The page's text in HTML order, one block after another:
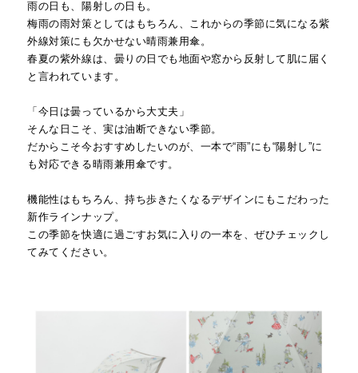
雨の日も、陽射しの日も。
梅雨の雨対策としてはもちろん、これからの季節に気になる紫
外線対策にも欠かせない晴雨兼用傘。
春夏の紫外線は、曇りの日でも地面や窓から反射して肌に届く
と言われています。
「今日は曇っているから大丈夫」
そんな日こそ、実は油断できない季節。
だからこそ今おすすめしたいのが、一本で“雨”にも“陽射し”に
も対応できる晴雨兼用傘です。
機能性はもちろん、持ち歩きたくなるデザインにもこだわった
新作ラインナップ。
この季節を快適に過ごすお気に入りの一本を、ぜひチェックし
てみてください。